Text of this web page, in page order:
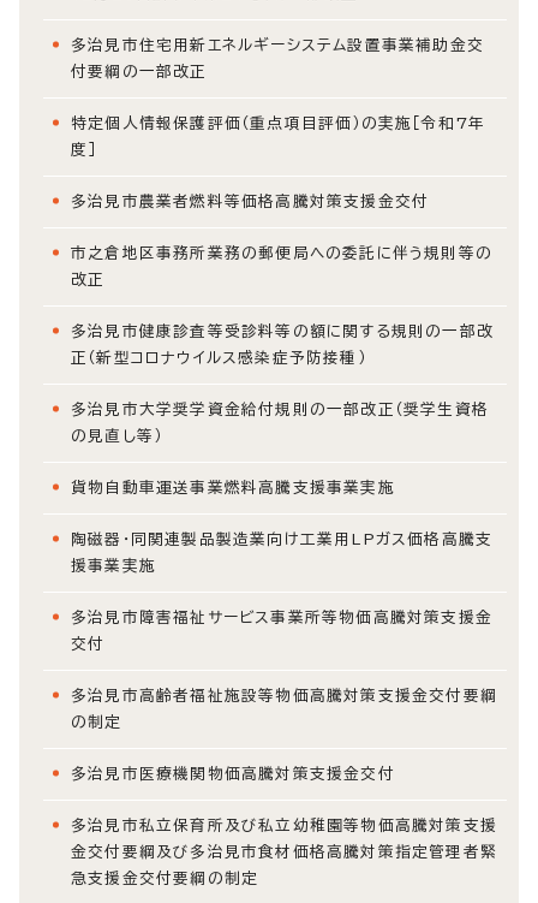
多治見市住宅用新エネルギーシステム設置事業補助金交
付要綱の一部改正
特定個人情報保護評価（重点項目評価）の実施［令和7年
度］
多治見市農業者燃料等価格高騰対策支援金交付
市之倉地区事務所業務の郵便局への委託に伴う規則等の
改正
多治見市健康診査等受診料等の額に関する規則の一部改
正（新型コロナウイルス感染症予防接種）
多治見市大学奨学資金給付規則の一部改正（奨学生資格
の見直し等）
貨物自動車運送事業燃料高騰支援事業実施
陶磁器・同関連製品製造業向け工業用LPガス価格高騰支
援事業実施
多治見市障害福祉サービス事業所等物価高騰対策支援金
交付
多治見市高齢者福祉施設等物価高騰対策支援金交付要綱
の制定
多治見市医療機関物価高騰対策支援金交付
多治見市私立保育所及び私立幼稚園等物価高騰対策支援
金交付要綱及び多治見市食材価格高騰対策指定管理者緊
急支援金交付要綱の制定